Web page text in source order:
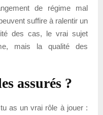
de régime mal
suffire à ralentir un
des cas, le vrai sujet
mais la qualité des
assurés ?
as un vrai rôle à jouer :